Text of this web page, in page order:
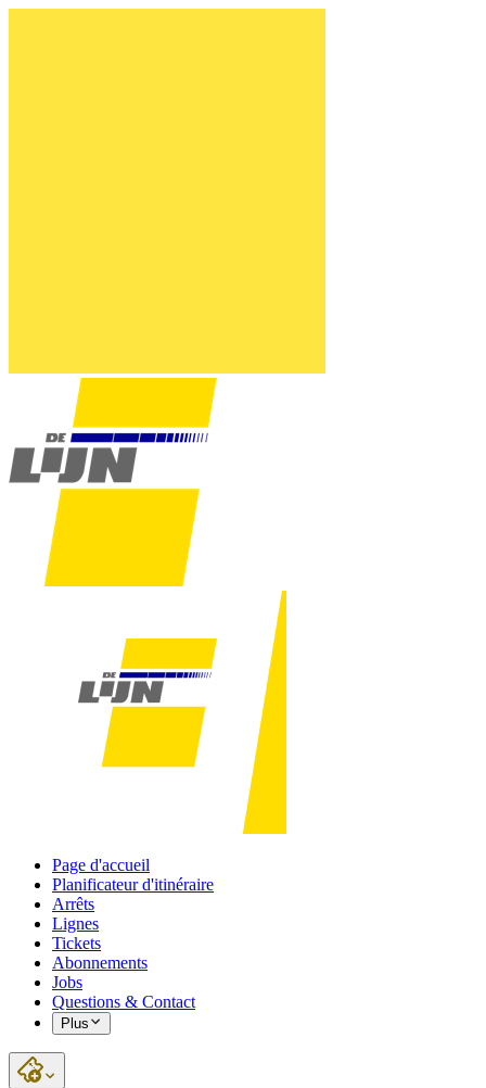
Page d'accueil
Planificateur d'itinéraire
Arrêts
Lignes
Tickets
Abonnements
Jobs
Questions & Contact
Plus